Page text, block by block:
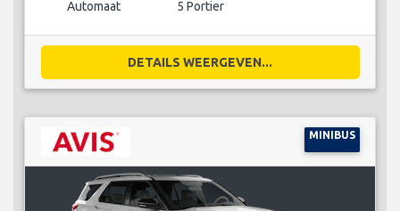
Automaat 5 Portier
DETAILS WEERGEVEN...
MINIBUS